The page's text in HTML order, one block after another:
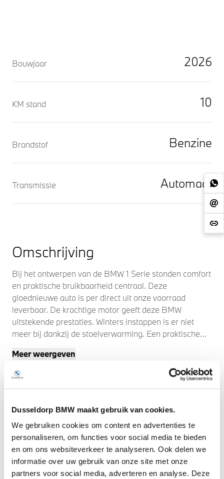
Dusseldorp BMW maakt gebruik van cookies.
We gebruiken cookies om content en advertenties te
personaliseren, om functies voor social media te bieden
en om ons websiteverkeer te analyseren. Ook delen we
informatie over uw gebruik van onze site met onze
partners voor social media, adverteren en analyse. Deze
2026
Bouwjaar
10
KM stand
Benzine
Brandstof
Automaat
Transmissie
Omschrijving
Bij het ontwerpen van de BMW 1 Serie stonden comfort
en praktische bruikbaarheid centraal. Deze
gloednieuwe auto is per direct uit onze voorraad
leverbaar. De krachtige motor geeft deze BMW
uitstekende prestaties. Winters instappen is er niet
meer bij dankzij de stoelverwarming. Een praktische
en sluit met een druk op de knop. Zicht, licht en toch
dicht! Een geweldige rijervaring met het glazen
panoramadak. Deze BMW 1 Serie heeft een verwarmd
wordt in deze auto ook getrakteerd op LED-koplampen
Als u regelmatig met een aanhanger of een
fietsendrager op pad bent, is de afneembare trekhaak
een praktische extra. Hoorbare topkwaliteit wordt
Meer weergeven